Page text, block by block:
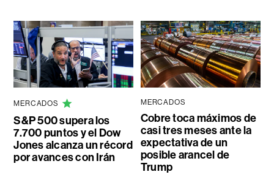
MERCADOS
S&P 500 supera los
7.700 puntos y el Dow
Jones alcanza un récord
por avances con Irán
MERCADOS
Cobre toca máximos de
casi tres meses ante la
expectativa de un
posible arancel de
Trump